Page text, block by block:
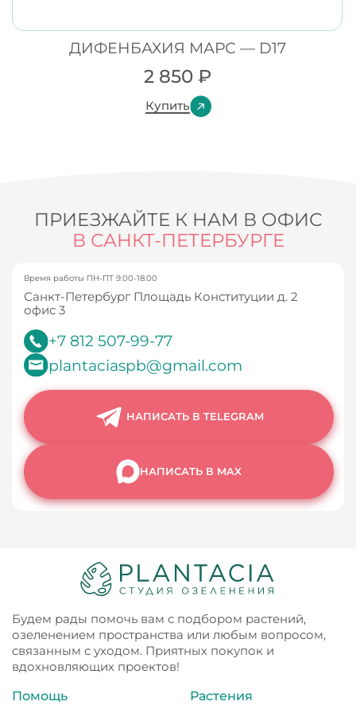
ДИФЕНБАХИЯ МАРС — D17
2 850 ₽
Купить
ПРИЕЗЖАЙТЕ К НАМ В ОФИС
В САНКТ-ПЕТЕРБУРГЕ
Время работы ПН-ПТ 9.00-18.00
Санкт-Петербург Площадь Конституции д. 2
офис 3
+7 812 507-99-77
plantaciaspb@gmail.com
НАПИСАТЬ В TELEGRAM
НАПИСАТЬ В MAX
Будем рады помочь вам с подбором растений,
озеленением пространства или любым вопросом,
связанным с уходом. Приятных покупок и
вдохновляющих проектов!
Помощь
Растения